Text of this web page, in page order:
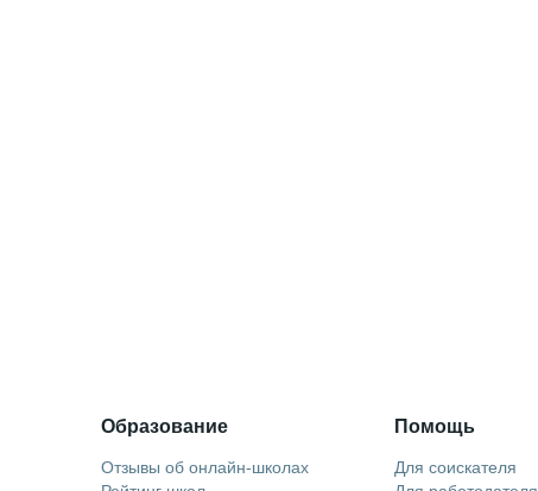
Образование
Отзывы об онлайн-школах
Помощь
Для соискателя